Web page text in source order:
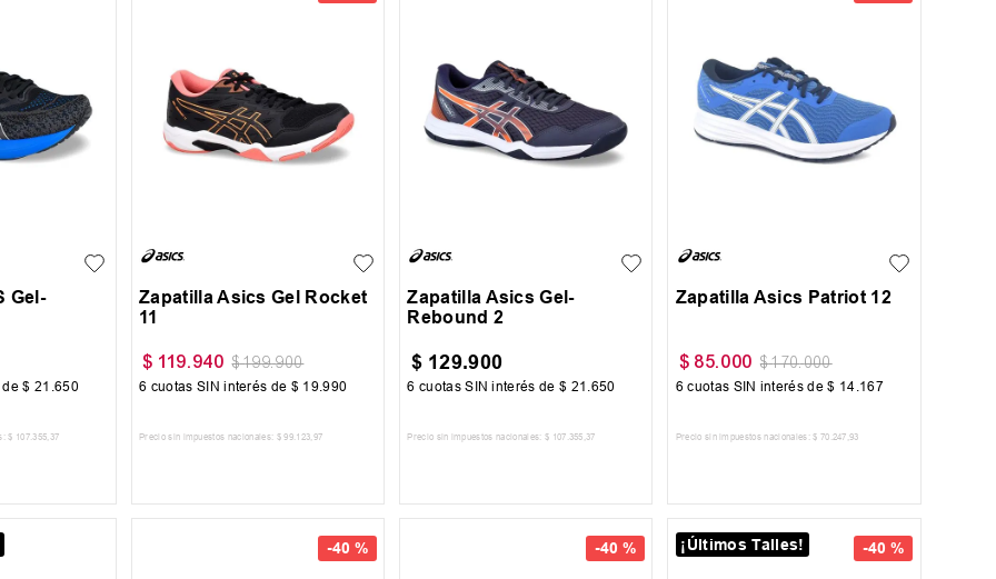
Gel-
de$ 21 .650
$ 107.355,37
Zapatilla Asics Gel Rocket
11
$ 119.940 $ 199.900
6 cuotas SIN interés de $ 19.990
Precio sin impuestos nacionales: $ 99.123,97
Zapatilla Asics Gel-
Rebound 2
$ 129.900
6 cuotas SIN interés de$ 21 .650
Precio sin impuestos nacionales: $ 107 .355 ,37
Zapatilla Asics Patriot 12
$ 85.000 $ 170.000
6 cuotas SIN interés de$ 14.167
Precio sin impuestos nacionales: $ 70 .247 ,93
-40 % -40 % -40 %
¡Últimos Talles!